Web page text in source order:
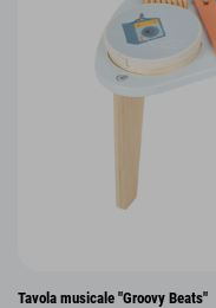
Tavola musicale "Groovy Beats"